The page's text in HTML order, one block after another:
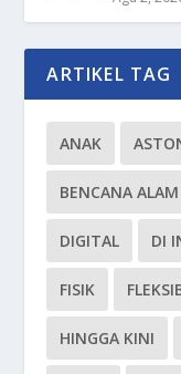
ARTIKEL TAG
ANAK
BENCANA ALAM
DIGITAL DI
FISIK
HINGGA KINI